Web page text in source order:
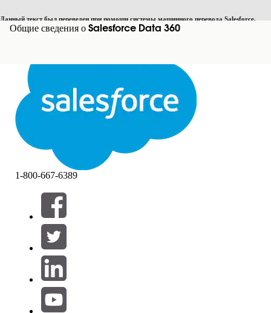
Данный текст был переведен при помощи системы машинного перевода Salesforce.
Дополнительные сведения см.здесь.
Переключить на английский
Закрыть
Общие сведения о Salesforce Data 360
Фильтры (0)
ВЫБРАТЬ ФИЛЬТРЫ
Область продуктов
1-800-667-6389